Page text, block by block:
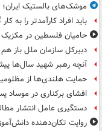
موشک‌های بالستیک ایران؛
باید افراد کارآمدتر را به
حامیان فلسطین در مکزیک
دبیرکل سازمان ملل باز
آنچه رهبر شهید سال‌ها
حمایت هلندی‌ها از
افشای برکناری در موساد
دستگیری عامل انتشار
روایت تکان‌دهنده